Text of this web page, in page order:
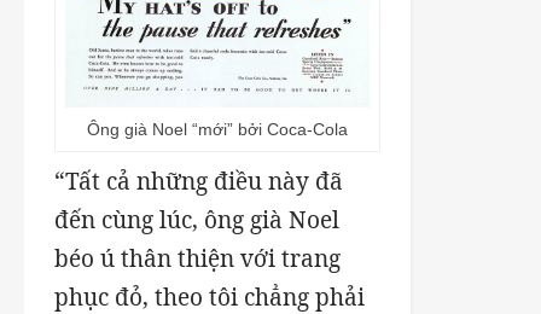
Ông già Noel “mới” bởi Coca-Cola
“Tất cả những điều này đã
đến cùng lúc, ông già Noel
béo ú thân thiện với trang
phục đỏ, theo tôi chẳng phải